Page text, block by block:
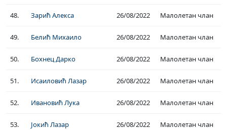
48. Зарић Алекса 26/08/2022 Малолетан члан
49. Белић Михаило 26/08/2022 Малолетан члан
50. Бохнец Дарко 26/08/2022 Малолетан члан
51. Исаиловић Лазар 26/08/2022 Малолетан члан
52. Ивановић Лука 26/08/2022 Малолетан члан
53. Јокић Лазар 26/08/2022 Малолетан члан